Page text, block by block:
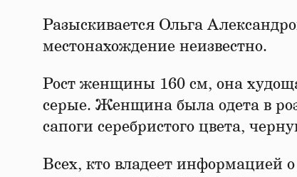
Разыскивается Ольга
местонахождение неизвестно.
Рост женщины 160 см, она
серые. Женщина была одета в
сапоги серебристого цвета,
Всех, кто владеет информацией